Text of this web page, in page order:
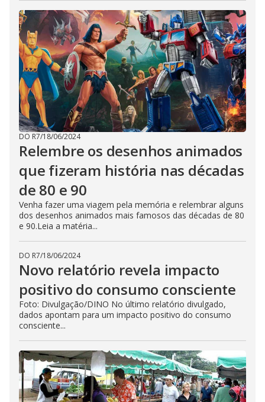
DO R7/18/06/2024
Relembre os desenhos animados
que fizeram história nas décadas
de 80 e 90
Venha fazer uma viagem pela memória e relembrar alguns
dos desenhos animados mais famosos das décadas de 80
e 90.Leia a matéria...
DO R7/18/06/2024
Novo relatório revela impacto
positivo do consumo consciente
Foto: Divulgação/DINO No último relatório divulgado,
dados apontam para um impacto positivo do consumo
consciente...